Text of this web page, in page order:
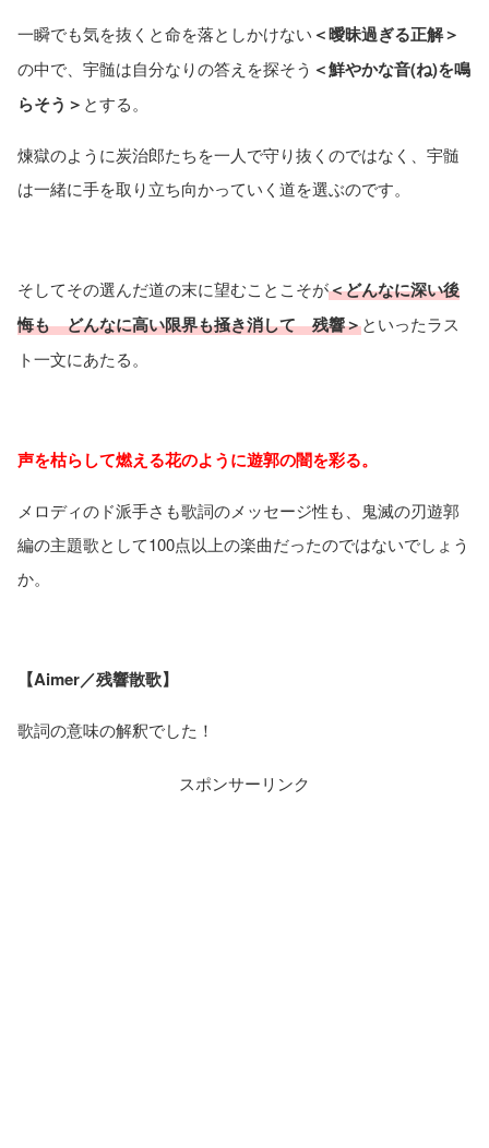
一瞬でも気を抜くと命を落としかけない＜曖昧過ぎる正解＞
の中で、宇髄は自分なりの答えを探そう ＜鮮やかな音(ね)を鳴
らそう＞ とする。
煉獄のように炭治郎たちを一人で守り抜くのではなく、宇髄
は一緒に手を取り立ち向かっていく道を選ぶのです。
そしてその選んだ道の末に望むことこそが＜どんなに深い後
悔も どんなに高い限界も掻き消して 残響＞といったラス
ト一文にあたる。
声を枯らして燃える花のように遊郭の闇を彩る。
メロディのド派手さも歌詞のメッセージ性も、鬼滅の刃遊郭
編の主題歌として100点以上の楽曲だったのではないでしょう
か。
【Aimer／残響散歌】
歌詞の意味の解釈でした！
スポンサーリンク